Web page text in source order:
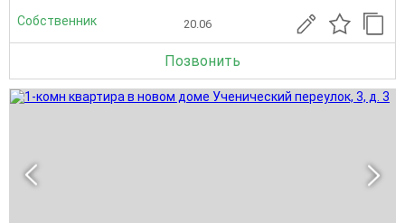
Собственник 20.06
Позвонить